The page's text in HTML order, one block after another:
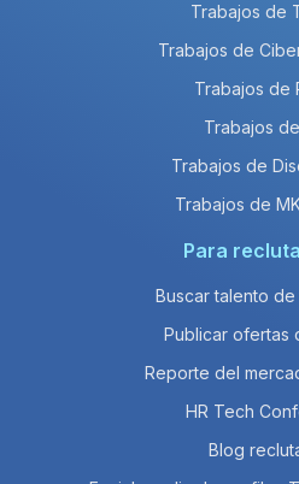
Trabajos de
Trabajos de
Trabajos de
Trabajos
Trabajos de
Trabajos de
Para
Buscar talento
Publicar ofertas
Reporte del
HR Tech
Blog